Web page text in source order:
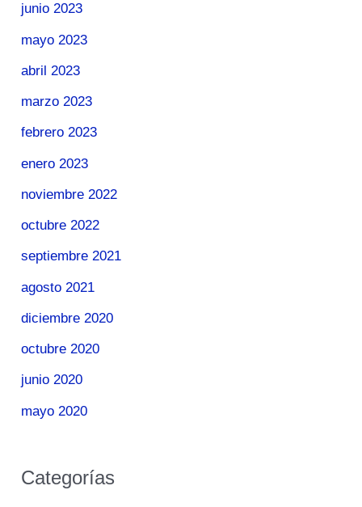
junio 2023
mayo 2023
abril 2023
marzo 2023
febrero 2023
enero 2023
noviembre 2022
octubre 2022
septiembre 2021
agosto 2021
diciembre 2020
octubre 2020
junio 2020
mayo 2020
Categorías